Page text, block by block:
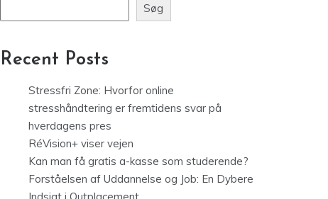
Søg
Recent Posts
Stressfri Zone: Hvorfor online
stresshåndtering er fremtidens svar på
hverdagens pres
RéVision+ viser vejen
Kan man få gratis a-kasse som studerende?
Forståelsen af Uddannelse og Job: En Dybere